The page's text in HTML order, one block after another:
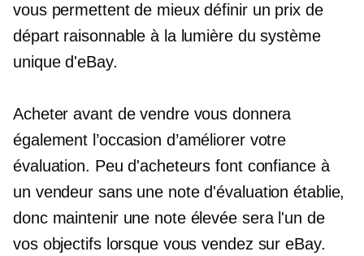
vous permettent de mieux définir un prix de
départ raisonnable à la lumière du système
unique d'eBay.
Acheter avant de vendre vous donnera
également l’occasion d’améliorer votre
évaluation. Peu d'acheteurs font confiance à
un vendeur sans une note d'évaluation établie,
donc maintenir une note élevée sera l'un de
vos objectifs lorsque vous vendez sur eBay.